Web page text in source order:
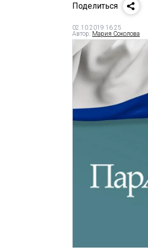
Поделиться
02.10.2019 16:25
Автор: Мария Соколова